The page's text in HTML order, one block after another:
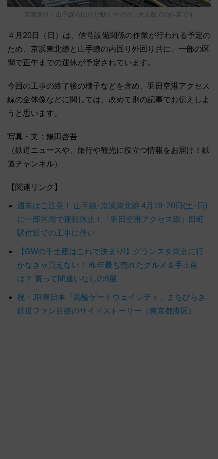
東海道線・山手線内回りが動く中での、大人数での作業です
４月20日（日）は、信号設備関係の作業が行われる予定の
ため、京浜東北線と山手線の内回り外回り共に、一部の区
間で正午までの運休が予定されています。
今回の工事の終了後の様子などを含め、羽田空港アクセス
線の全体像などに関しては、改めて別の記事でお伝えしよ
うと思います。
写真・文：鎌田啓吾
（鉄道ニュースや、旅行や観光に役立つ情報をお届け！鉄
道チャンネル）
【関連リンク】
週末はご注意！ 山手線･京浜東北線 4月19･20日(土･日)
に一部区間で運転休止！「羽田空港アクセス線」田町
駅付近での工事に伴い
【GWの手土産はこれで決まり!】グランスタ東京に行
かなきゃ買えない！ 昨年最も売れたグルメ＆手土産
は？ 買って間違いなしの9選
祝・JR東日本「高輪ゲートウェイシティ」まちびらき
鉄道ファン目線のサイドストーリー（東京都港区）